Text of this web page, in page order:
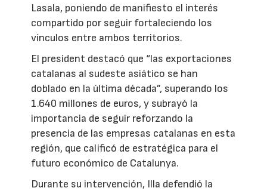
Lasala, poniendo de manifiesto el interés
compartido por seguir fortaleciendo los
vínculos entre ambos territorios.
El president destacó que “las exportaciones
catalanas al sudeste asiático se han
doblado en la última década”, superando los
1.640 millones de euros, y subrayó la
importancia de seguir reforzando la
presencia de las empresas catalanas en esta
región, que calificó de estratégica para el
futuro económico de Catalunya.
Durante su intervención, Illa defendió la